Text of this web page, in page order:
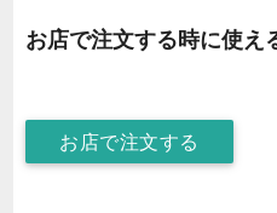
お店で注文する時に使え
お店で注文する